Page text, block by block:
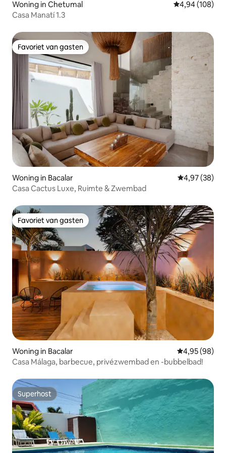
Woning in Chetumal Gemiddelde
4,94 (108)
Casa Manatí 1.3
Favoriet van gasten
Favoriet van gasten
Woning in Bacalar Gemiddelde
4,97 (38)
Casa Cactus Luxe, Ruimte & Zwembad
Favoriet van gasten
Favoriet van gasten
Woning in Bacalar Gemiddelde
4,95 (98)
Casa Málaga, barbecue, privézwembad en -bubbelbad!
Superhost
Superhost